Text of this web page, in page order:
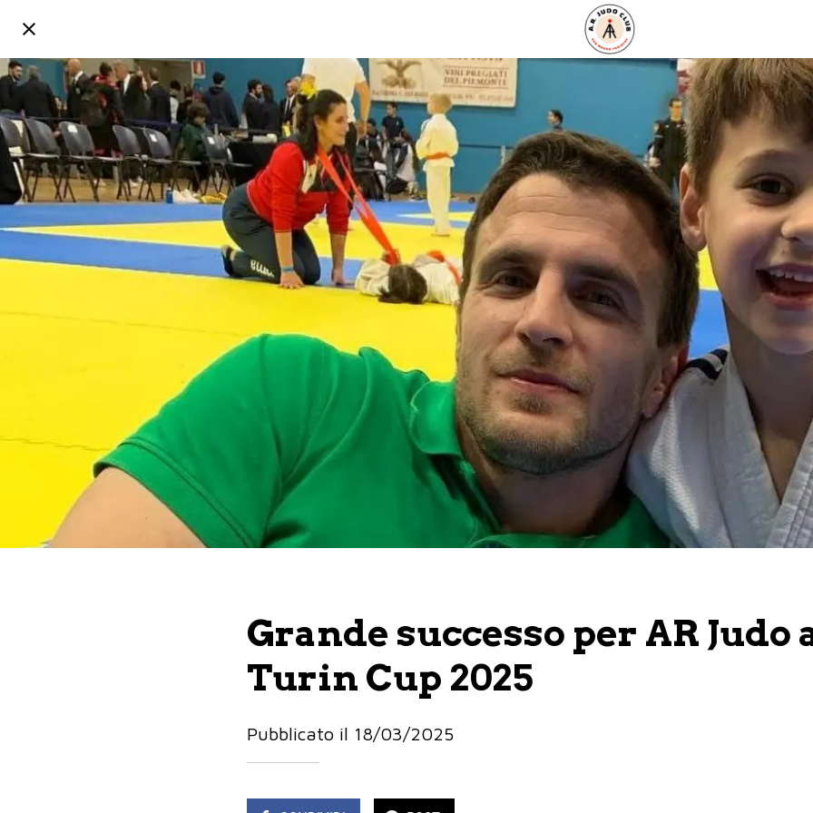
Grande successo per AR Judo
Turin Cup 2025
Pubblicato il 18/03/2025